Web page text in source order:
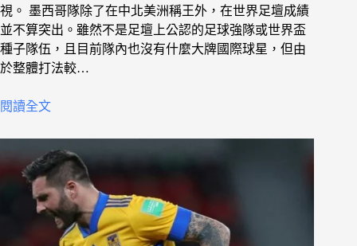
視。 墨西哥隊除了在中北美洲稱王外，在世界足壇成績
並不算突出。雖然不是足壇上公認的足球強隊或世界盃
種子隊伍，且目前隊內也沒有什麼大牌國際球星，但由
於整體打法較…
閱讀全文